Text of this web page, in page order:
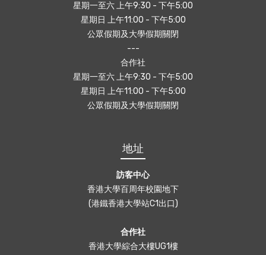
星期一至六 上午9:30 - 下午5:00
星期日 上午11:00 - 下午5:00
公眾假期及大學假期關閉
---
合作社
星期一至六 上午9:30 - 下午5:00
星期日 上午11:00 - 下午5:00
公眾假期及大學假期關閉
地址
訪客中心
香港大學百周年校園地下
(港鐵香港大學站C1出口)
合作社
香港大學綜合大樓UG1樓